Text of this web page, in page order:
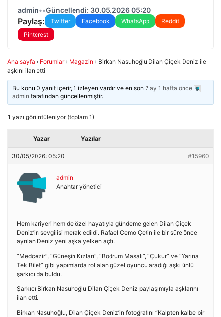
admin••Güncellendi: 30.05.2026 05:20
Paylaş: Twitter Facebook WhatsApp
Reddit
Pinterest
Ana sayfa › Forumlar › Magazin › Birkan Nasuhoğlu Dilan Çiçek Deniz ile
aşkını ilan etti
Bu konu 0 yanıt içerir, 1 izleyen vardır ve en son 2 ay 1 hafta önce
admin tarafından güncellenmiştir.
1 yazı görüntüleniyor (toplam 1)
Yazar Yazılar
30/05/2026: 05:20 #15960
admin
Anahtar yönetici
Hem kariyeri hem de özel hayatıyla gündeme gelen Dilan Çiçek
Deniz’in sevgilisi merak edildi. Rafael Cemo Çetin ile bir süre önce
ayrılan Deniz yeni aşka yelken açtı.
“Medcezir”, “Güneşin Kızları”, “Bodrum Masalı”, “Çukur” ve “Yarına
Tek Bilet” gibi yapımlarda rol alan güzel oyuncu aradığı aşkı ünlü
şarkıcı da buldu.
Şarkıcı Birkan Nasuhoğlu Dilan Çiçek Deniz paylaşımıyla aşklarını
ilan etti.
Birkan Nasuhoğlu, Dilan Çiçek Deniz’in fotoğrafını “Kalpten kalbe bir